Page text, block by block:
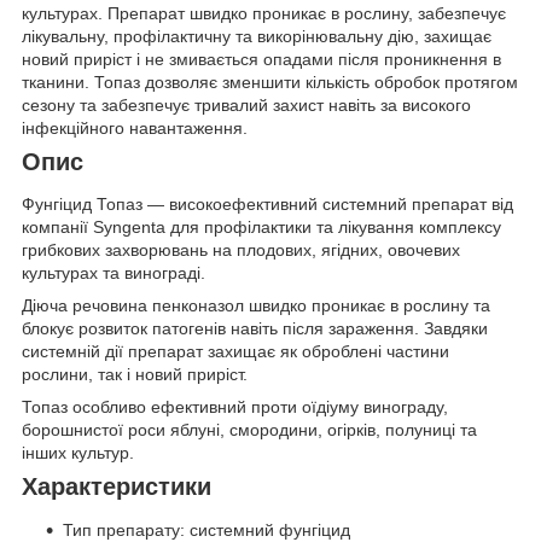
культурах. Препарат швидко проникає в рослину, забезпечує
лікувальну, профілактичну та викорінювальну дію, захищає
новий приріст і не змивається опадами після проникнення в
тканини. Топаз дозволяє зменшити кількість обробок протягом
сезону та забезпечує тривалий захист навіть за високого
інфекційного навантаження.
Опис
Фунгіцид Топаз — високоефективний системний препарат від
компанії Syngenta для профілактики та лікування комплексу
грибкових захворювань на плодових, ягідних, овочевих
культурах та винограді.
Діюча речовина пенконазол швидко проникає в рослину та
блокує розвиток патогенів навіть після зараження. Завдяки
системній дії препарат захищає як оброблені частини
рослини, так і новий приріст.
Топаз особливо ефективний проти оїдіуму винограду,
борошнистої роси яблуні, смородини, огірків, полуниці та
інших культур.
Характеристики
Тип препарату: системний фунгіцид